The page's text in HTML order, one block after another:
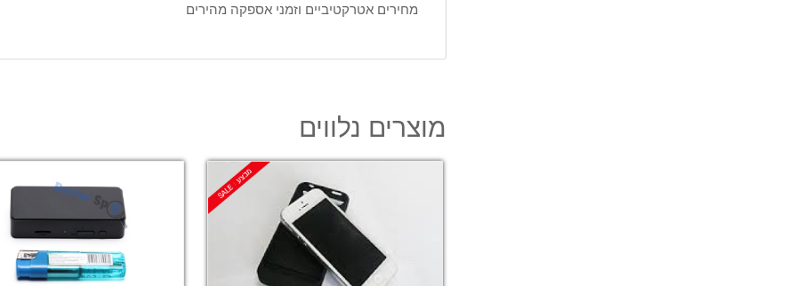
מחירים אטרקטיביים וזמני אספקה מהירים
מוצרים נלווים